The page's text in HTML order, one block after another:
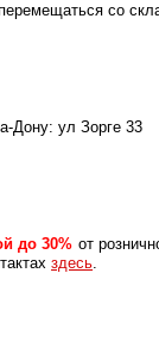
со
Дону: ул Зорге 33
до 30% от
здесь.